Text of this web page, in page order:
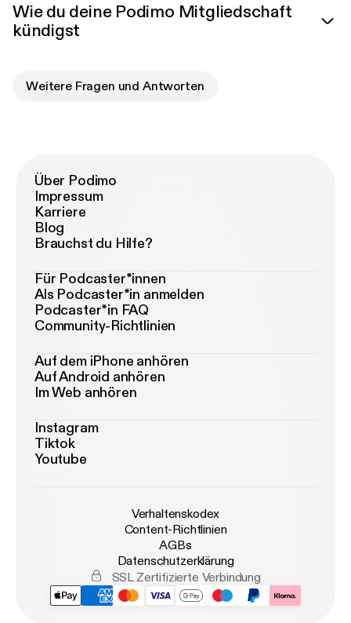
Wie du deine Podimo Mitgliedschaft
kündigst
Weitere Fragen und Antworten
Über Podimo
Impressum
Karriere
Blog
Brauchst du Hilfe?
Für Podcaster*innen
Als Podcaster*in anmelden
Podcaster*in FAQ
Community-Richtlinien
Auf dem iPhone anhören
Auf Android anhören
Im Web anhören
Instagram
Tiktok
Youtube
Verhaltenskodex
Content-Richtlinien
AGBs
Datenschutzerklärung
SSL Zertifizierte Verbindung